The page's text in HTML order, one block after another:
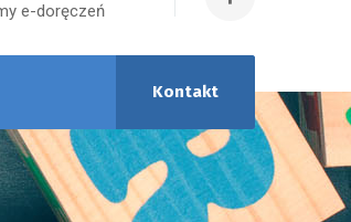
e-doręczeń
Kontakt